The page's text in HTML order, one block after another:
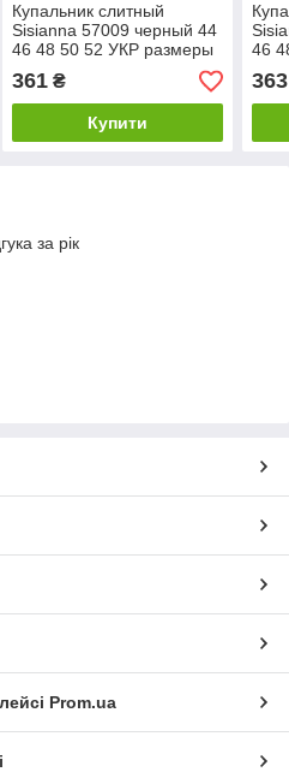
Купальник слитный
Sisianna 57009 черный 44
46 48 50 52 УКР размеры
361₴
Купити
46
363
за рік
Prom.ua